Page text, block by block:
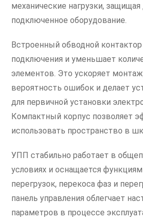
механические нагрузки, защищая
подключенное оборудование.
Встроенный обводной
подключения и уменьшает
элементов. Это ускоряет
вероятность ошибок и делает
для первичной установки
Компактный корпус позволяет
использовать пространство в
УПП стабильно работает в
условиях и оснащается
перегрузок, перекоса фаз и
панель управления облегчает
параметров в процессе